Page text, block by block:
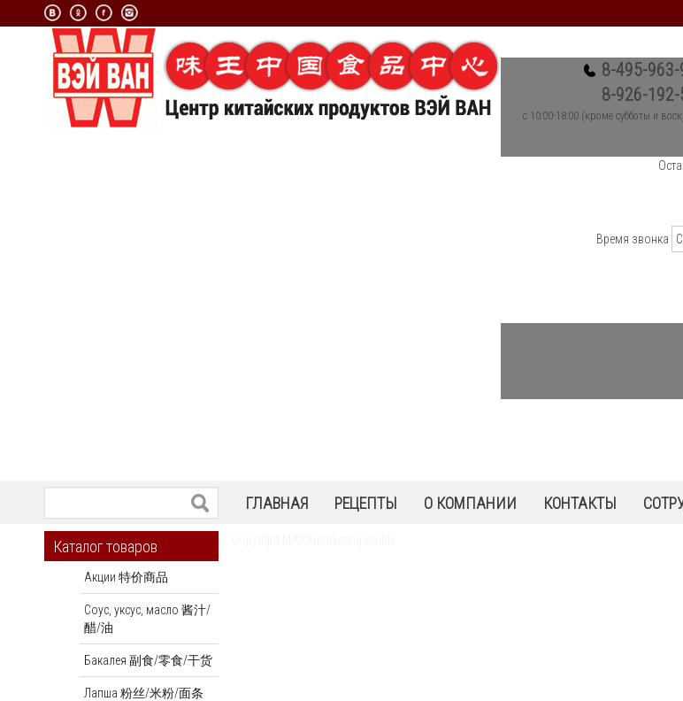
8-495-
8-926-
c 10:00-18:00 (кроме субботы и
Время звонка
ГЛАВНАЯ РЕЦЕПТЫ О КОМПАНИИ КОНТАКТЫ
Каталог товаров
Акции 特价商品
Соус, уксус, масло 酱汁/
醋/油
Бакалея 副食/零食/干货
Лапша 粉丝/米粉/面条